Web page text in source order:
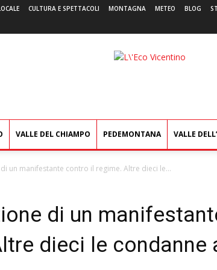
CULTURA E SPETTACOLI MONTAGNA METEO BLOG
L'Eco
VALLE DEL CHIAMPO PEDEMONTANA VALLE
un manifestante contro il regime. Altre dieci le...
di un
dieci le condanne